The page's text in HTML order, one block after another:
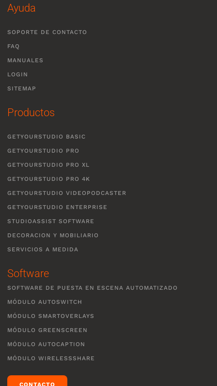
Ayuda
SOPORTE DE CONTACTO
FAQ
MANUALES
LOGIN
SITEMAP
Productos
GETYOURSTUDIO BASIC
GETYOURSTUDIO PRO
GETYOURSTUDIO PRO XL
GETYOURSTUDIO PRO 4K
GETYOURSTUDIO VIDEOPODCASTER
GETYOURSTUDIO ENTERPRISE
STUDIOASSIST SOFTWARE
DECORACION Y MOBILIARIO
SERVICIOS A MEDIDA
Software
SOFTWARE DE PUESTA EN ESCENA AUTOMATIZADO
MÓDULO AUTOSWITCH
MÓDULO SMARTOVERLAYS
MÓDULO GREENSCREEN
MÓDULO AUTOCAPTION
MÓDULO WIRELESSSHARE
CONTACTO